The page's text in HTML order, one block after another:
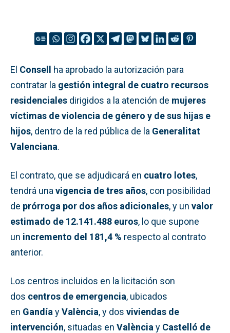
El Consell ha aprobado la autorización para
contratar la gestión integral de cuatro recursos
residenciales dirigidos a la atención de mujeres
víctimas de violencia de género y de sus hijas e
hijos, dentro de la red pública de la Generalitat
Valenciana.
El contrato, que se adjudicará en cuatro lotes,
tendrá una vigencia de tres años, con posibilidad
de prórroga por dos años adicionales, y un valor
estimado de 12.141.488 euros, lo que supone
un incremento del 181,4 % respecto al contrato
anterior.
Los centros incluidos en la licitación son
dos centros de emergencia, ubicados
en Gandía yValència, y dos viviendas de
intervención, situadas en València y Castelló de